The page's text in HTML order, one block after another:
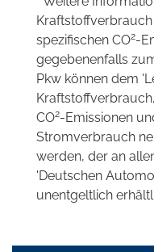
spezifischen CO2-
gegebenenfalls
Pkw können dem
CO2-Emissionen
Stromverbrauch
werden, der an
'Deutschen
unentgeltlich